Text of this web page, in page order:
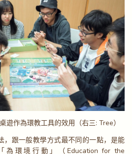
遊作為環教工具的效用（右三: Tree）
，跟一般教學方式最不同的一點，是能
環境行動」（Education for the